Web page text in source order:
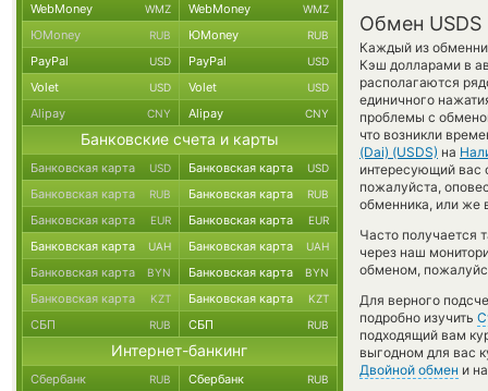
Обмен USDS
Каждый из
Кэш долларами в
располагаются
единичного
проблемы с
что возникли
(Dai) (USDS) на
интересующий вас
пожалуйста,
обменника, или же
Часто получается
через наш
обменом,
Для верного
подробно изучить
подходящий вам
выгодном для вас
Двойной обмен и
WebMoney WMZ WebMoney WMZ
ЮMoney RUB ЮMoney RUB
PayPal USD PayPal USD
Volet USD Volet USD
Alipay CNY Alipay CNY
Банковские счета и карты
Банковская карта USD Банковская карта USD
Банковская карта RUB Банковская карта RUB
Банковская карта EUR Банковская карта EUR
Банковская карта UAH Банковская карта UAH
Банковская карта BYN Банковская карта BYN
Банковская карта KZT Банковская карта KZT
СБП RUB СБП RUB
Интернет-банкинг
Сбербанк RUB Сбербанк RUB